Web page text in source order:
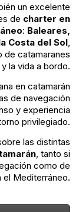
un excelente
de charter en
: Baleares,
Costa del Sol
de catamaranes
la vida a bordo.
en catamarán
de navegación
y experiencia
privilegiado.
las distintas
, tanto si
como de
el Mediterráneo.